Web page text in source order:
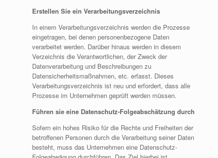
Erstellen Sie ein Verarbeitungsverzeichnis
In einem Verarbeitungsverzeichnis werden die Prozesse
eingetragen, bei denen personenbezogene Daten
verarbeitet werden. Darüber hinaus werden in diesem
Verzeichnis die Verantwortlichen, der Zweck der
Datenverarbeitung und Beschreibungen zu
Datensicherheitsmaßnahmen, etc. erfasst. Dieses
Verarbeitungsverzeichnis ist neu und erfordert, dass alle
Prozesse im Unternehmen geprüft werden müssen.
Führen sie eine Datenschutz-Folgeabschätzung durch
Sofern ein hohes Risiko für die Rechte und Freiheiten der
betroffenen Personen durch die Verarbeitung seiner Daten
besteht, muss das Unternehmen eine Datenschutz-